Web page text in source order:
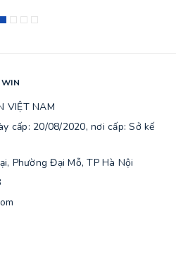
WIN
VIỆT NAM
cấp: 20/08/2020, nơi cấp: Sở kế
Phường Đại Mỗ, TP Hà Nội